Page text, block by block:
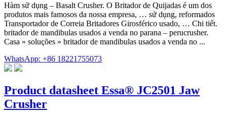
Hàm sử dụng – Basalt Crusher. O Britador de Quijadas é um dos
produtos mais famosos da nossa empresa, … sử dụng, reformados
Transportador de Correia Britadores Girosférico usado, … Chi tiết.
britador de mandibulas usados a venda no parana – perucrusher.
Casa » soluções » britador de mandibulas usados a venda no ...
WhatsApp: +86 18221755073
Product datasheet Essa® JC2501 Jaw
Crusher